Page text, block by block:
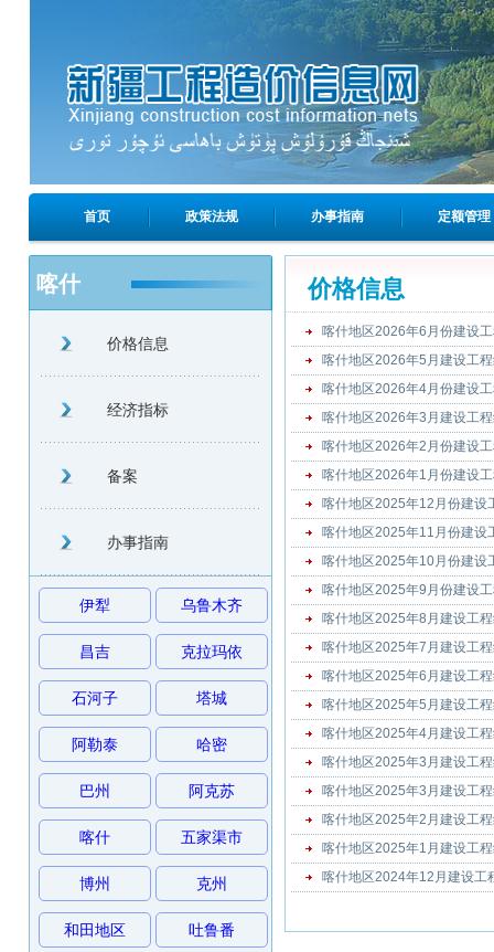
首页 政策法规 办事指南 定额管理
喀什
价格信息
经济指标
备案
办事指南
伊犁 乌鲁木齐
昌吉 克拉玛依
石河子 塔城
阿勒泰 哈密
巴州 阿克苏
喀什 五家渠市
博州 克州
和田地区 吐鲁番
价格信息
喀什地区2026年6月份建设
喀什地区2026年5月建设工
喀什地区2026年4月份建设
喀什地区2026年3月建设工
喀什地区2026年2月份建设
喀什地区2026年1月份建设
喀什地区2025年12月份建设
喀什地区2025年11月份建设
喀什地区2025年10月份建设
喀什地区2025年9月份建设
喀什地区2025年8月建设工
喀什地区2025年7月建设工
喀什地区2025年6月建设工
喀什地区2025年5月建设工
喀什地区2025年4月建设工
喀什地区2025年3月建设工
喀什地区2025年3月建设工
喀什地区2025年2月建设工
喀什地区2025年1月建设工
喀什地区2024年12月建设工